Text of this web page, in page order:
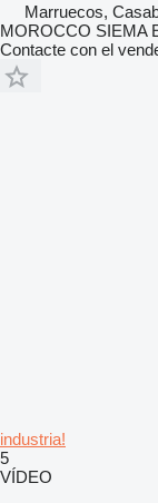
Marruecos,
MOROCCO SIEMA
Contacte con el
industria!
5
VÍDEO